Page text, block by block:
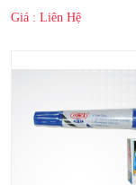
Giá : Liên Hệ